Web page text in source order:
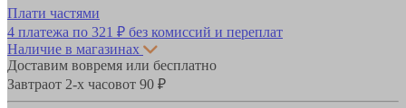
Плати частями
4 платежа по 321 ₽ без комиссий и переплат
Наличие в магазинах
Доставим вовремя или бесплатно
Завтраот 2-х часовот 90 ₽